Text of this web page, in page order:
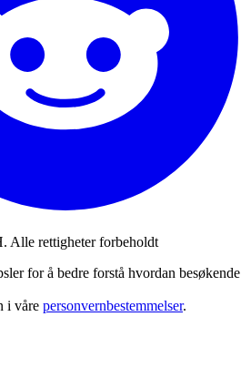
Alle rettigheter forbeholdt
for å bedre forstå hvordan besøkende
i våre personvernbestemmelser.